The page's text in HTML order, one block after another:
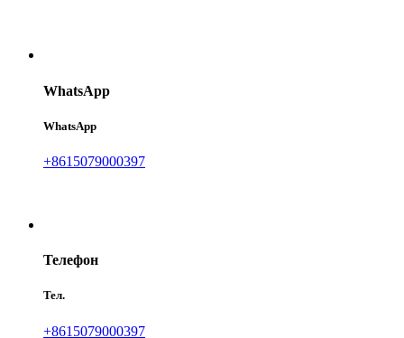
WhatsApp
WhatsApp
+8615079000397
Телефон
Тел.
+8615079000397